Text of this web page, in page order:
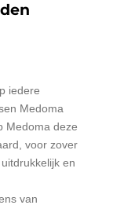
iedere
Medoma
Medoma deze
voor zover
en
van